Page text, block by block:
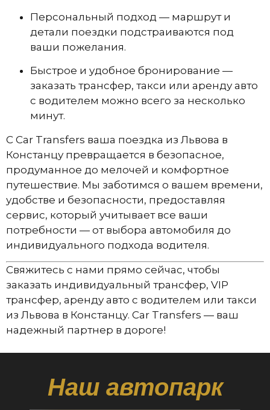
Персональный подход — маршрут и
детали поездки подстраиваются под
ваши пожелания.
Быстрое и удобное бронирование —
заказать трансфер, такси или аренду авто
с водителем можно всего за несколько
минут.
С Car Transfers ваша поездка из Львова в
Констанцу превращается в безопасное,
продуманное до мелочей и комфортное
путешествие. Мы заботимся о вашем времени,
удобстве и безопасности, предоставляя
сервис, который учитывает все ваши
потребности — от выбора автомобиля до
индивидуального подхода водителя.
Свяжитесь с нами прямо сейчас, чтобы
заказать индивидуальный трансфер, VIP
трансфер, аренду авто с водителем или такси
из Львова в Констанцу. Car Transfers — ваш
надежный партнер в дороге!
Наш автопарк